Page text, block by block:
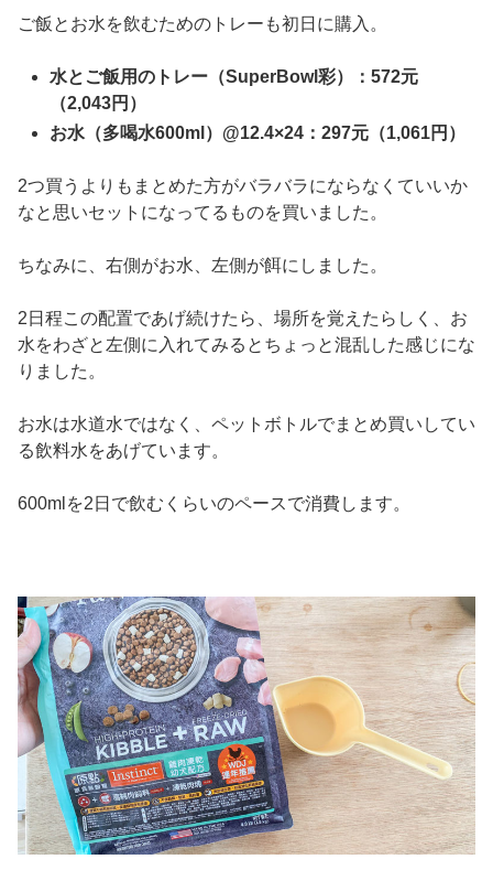
ご飯とお水を飲むためのトレーも初日に購入。
水とご飯用のトレー（SuperBowl彩）：572元
（2,043円）
お水（多喝水600ml）@12.4×24：297元（1,061円）
2つ買うよりもまとめた方がバラバラにならなくていいか
なと思いセットになってるものを買いました。
ちなみに、右側がお水、左側が餌にしました。
2日程この配置であげ続けたら、場所を覚えたらしく、お
水をわざと左側に入れてみるとちょっと混乱した感じにな
りました。
お水は水道水ではなく、ペットボトルでまとめ買いしてい
る飲料水をあげています。
600mlを2日で飲むくらいのペースで消費します。